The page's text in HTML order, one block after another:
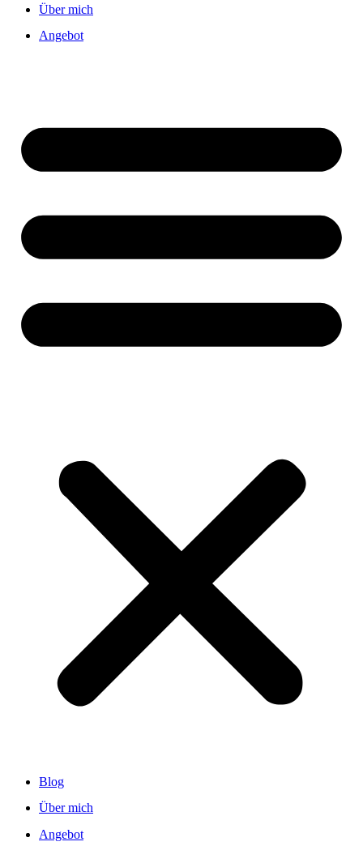
Über mich
Angebot
Blog
Über mich
Angebot